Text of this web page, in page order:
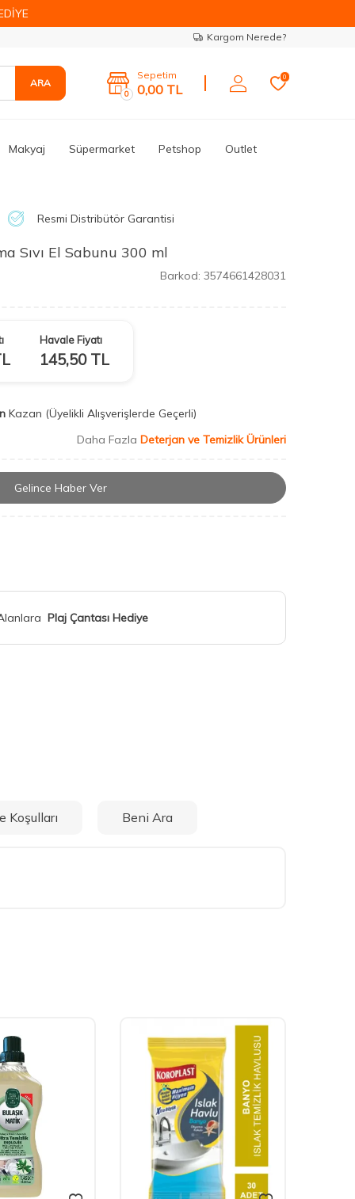
Kargom Nerede?
ARA
0
Sepetim
0,00 TL
0
Makyaj Süpermarket Petshop Outlet
Resmi Distribütör Garantisi
Sıvı El Sabunu 300 ml
Barkod: 3574661428031
Havale Fiyatı
145,50TL
Kazan (Üyelikli Alışverişlerde Geçerli)
Daha Fazla Deterjan ve Temizlik Ürünleri
Gelince Haber Ver
Plaj Çantası Hediye
Koşulları Beni Ara